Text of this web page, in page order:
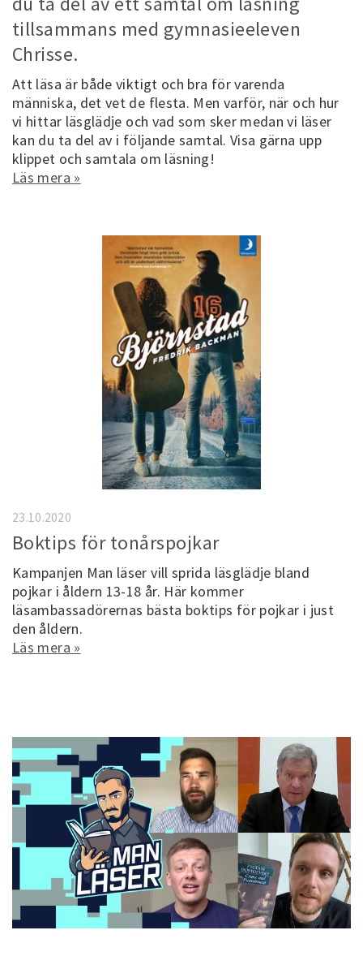
tillsammans med gymnasieeleven
Chrisse.
Att läsa är både viktigt och bra för varenda
människa, det vet de flesta. Men varför, när och hur
vi hittar läsglädje och vad som sker medan vi läser
kan du ta del av i följande samtal. Visa gärna upp
klippet och samtala om läsning!
Läs mera »
Boktips för tonårspojkar
Kampanjen Man läser vill sprida läsglädje bland
pojkar i åldern 13-18 år. Här kommer
läsambassadörernas bästa boktips för pojkar i just
den åldern.
Läs mera »
23.10.2020